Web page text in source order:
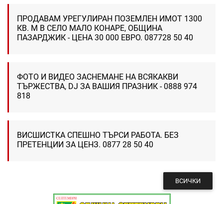
ПРОДАВАМ УРЕГУЛИРАН ПОЗЕМЛЕН ИМОТ 1300
КВ. М В СЕЛО МАЛО КОНАРЕ, ОБЩИНА
ПАЗАРДЖИК - ЦЕНА 30 000 ЕВРО. 087728 50 40
ФОТО И ВИДЕО ЗАСНЕМАНЕ НА ВСЯКАКВИ
ТЪРЖЕСТВА, DJ ЗА ВАШИЯ ПРАЗНИК - 0888 974
818
ВИСШИСТКА СПЕШНО ТЪРСИ РАБОТА. БЕЗ
ПРЕТЕНЦИИ ЗА ЦЕНЗ. 0877 28 50 40
ВСИЧКИ